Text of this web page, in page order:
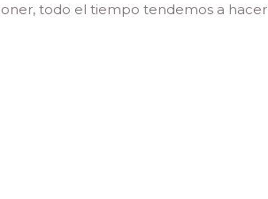
todo el tiempo tendemos a hacer